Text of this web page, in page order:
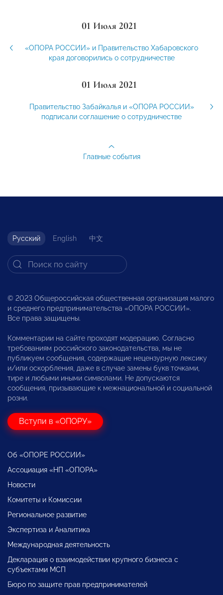
01 Июля 2021
«ОПОРА РОССИИ» и Правительство Хабаровского
края договорились о сотрудничестве
01 Июля 2021
Правительство Забайкалья и «ОПОРА РОССИИ»
подписали соглашение о сотрудничестве
Главные события
Русский English 中文
© 2023 Общероссийская общественная организация малого
и среднего предпринимательства «ОПОРА РОССИИ».
Все права защищены.
Комментарии на сайте проходят модерацию. Согласно
требованиям российского законодательства, мы не
публикуем сообщения, содержащие нецензурную лексику
и/или оскорбления, даже в случае замены букв точками,
тире и любыми иными символами. Не допускаются
сообщения, призывающие к межнациональной и социальной
розни.
Вступи в «ОПОРУ»
Об «ОПОРЕ РОССИИ»
Ассоциация «НП «ОПОРА»
Новости
Комитеты и Комиссии
Региональное развитие
Экспертиза и Аналитика
Международная деятельность
Декларация о взаимодействии крупного бизнеса с
субъектами МСП
Бюро по защите прав предпринимателей